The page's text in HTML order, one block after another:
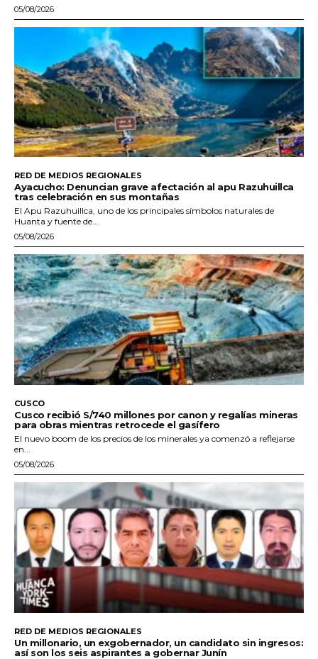
05/08/2026
RED DE MEDIOS REGIONALES
Ayacucho: Denuncian grave afectación al apu Razuhuillca
tras celebración en sus montañas
El Apu Razuhuillca, uno de los principales símbolos naturales de
Huanta y fuente de...
05/08/2026
CUSCO
Cusco recibió S/740 millones por canon y regalías mineras
para obras mientras retrocede el gasífero
El nuevo boom de los precios de los minerales ya comenzó a reflejarse
en...
05/08/2026
RED DE MEDIOS REGIONALES
Un millonario, un exgobernador, un candidato sin ingresos:
así son los seis aspirantes a gobernar Junín